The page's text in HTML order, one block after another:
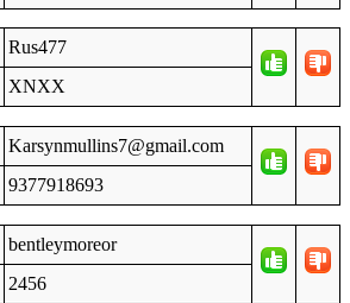
Rus477
XNXX
Karsynmullins7@gmail.com
9377918693
bentleymoreor
2456